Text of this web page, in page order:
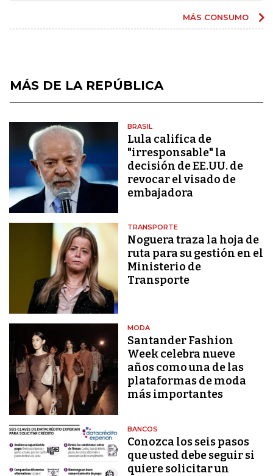
MÁS CONSUMO
MÁS DE LA REPÚBLICA
BRASIL
Lula califica de
"irresponsable" la
decisión de EE.UU. de
revocar el visado de
embajadora
TRANSPORTE
Noguera traza la hoja de
ruta para su gestión en el
Ministerio de
Transporte
MODA
Santander Fashion
Week celebra nueve
años como una de las
plataformas de moda
más importantes
BANCOS
Conozca los seis pasos
que usted debe seguir si
quiere solicitar un